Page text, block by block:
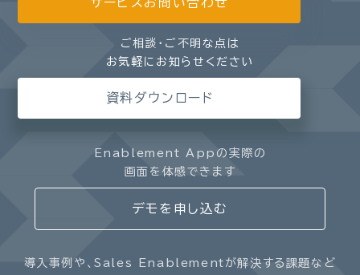
サービスお問い合わせ
ご相談・ご不明な点は
お気軽にお知らせください
資料ダウンロード
Enablement Appの実際の
画面を体感できます
デモを申し込む
導入事例や、Sales Enablementが解決する課題など